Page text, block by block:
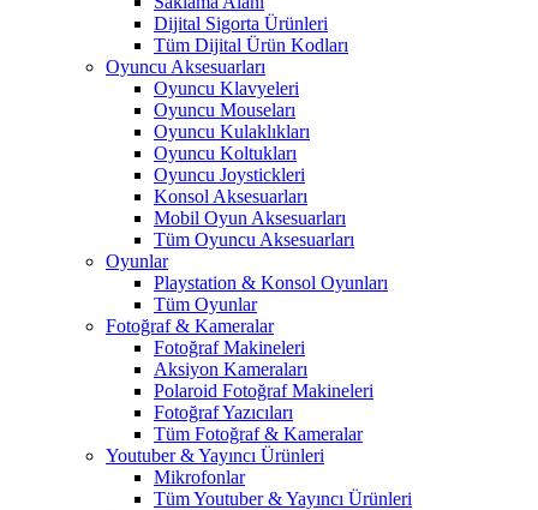
Dijital Sigorta Ürünleri
Tüm Dijital Ürün Kodları
Oyuncu Aksesuarları
Oyuncu Klavyeleri
Oyuncu Mouseları
Oyuncu Kulaklıkları
Oyuncu Koltukları
Oyuncu Joystickleri
Konsol Aksesuarları
Mobil Oyun Aksesuarları
Tüm Oyuncu Aksesuarları
Oyunlar
Playstation & Konsol Oyunları
Tüm Oyunlar
Fotoğraf & Kameralar
Fotoğraf Makineleri
Aksiyon Kameraları
Polaroid Fotoğraf Makineleri
Fotoğraf Yazıcıları
Tüm Fotoğraf & Kameralar
Youtuber & Yayıncı Ürünleri
Mikrofonlar
Tüm Youtuber & Yayıncı Ürünleri